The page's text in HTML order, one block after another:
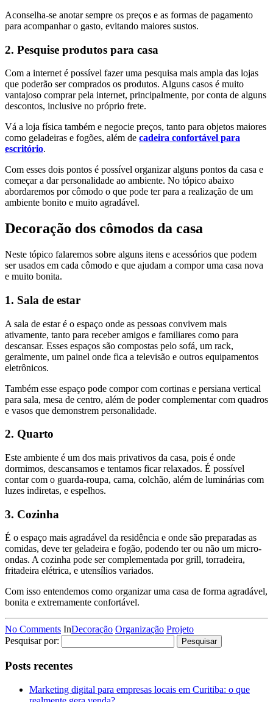
Aconselha-se anotar sempre os preços e as formas de pagamento
para acompanhar o gasto, evitando maiores sustos.
2. Pesquise produtos para casa
Com a internet é possível fazer uma pesquisa mais ampla das lojas
que poderão ser comprados os produtos. Alguns casos é muito
vantajoso comprar pela internet, principalmente, por conta de alguns
descontos, inclusive no próprio frete.
Vá a loja física também e negocie preços, tanto para objetos maiores
como geladeiras e fogões, além de cadeira confortável para
escritório.
Com esses dois pontos é possível organizar alguns pontos da casa e
começar a dar personalidade ao ambiente. No tópico abaixo
abordaremos por cômodo o que pode ter para a realização de um
ambiente bonito e muito agradável.
Decoração dos cômodos da casa
Neste tópico falaremos sobre alguns itens e acessórios que podem
ser usados em cada cômodo e que ajudam a compor uma casa nova
e muito bonita.
1. Sala de estar
A sala de estar é o espaço onde as pessoas convivem mais
ativamente, tanto para receber amigos e familiares como para
descansar. Esses espaços são compostas pelo sofá, um rack,
geralmente, um painel onde fica a televisão e outros equipamentos
eletrônicos.
Também esse espaço pode compor com cortinas e persiana vertical
para sala, mesa de centro, além de poder complementar com quadros
e vasos que demonstrem personalidade.
2. Quarto
Este ambiente é um dos mais privativos da casa, pois é onde
dormimos, descansamos e tentamos ficar relaxados. É possível
contar com o guarda-roupa, cama, colchão, além de luminárias com
luzes indiretas, e espelhos.
3. Cozinha
É o espaço mais agradável da residência e onde são preparadas as
comidas, deve ter geladeira e fogão, podendo ter ou não um micro-
ondas. A cozinha pode ser complementada por grill, torradeira,
fritadeira elétrica, e utensílios variados.
Com isso entendemos como organizar uma casa de forma agradável,
bonita e extremamente confortável.
No Comments InDecoração Organização Projeto
Pesquisar por:
Posts recentes
Marketing digital para empresas locais em Curitiba: o que